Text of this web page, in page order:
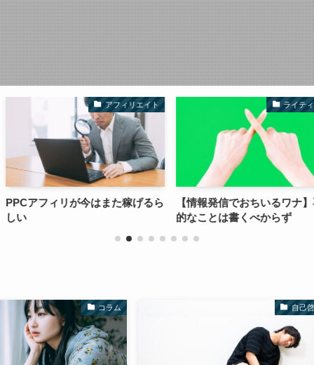
た稼げるら
【情報発信でおちいるワナ】専門
的なことは書くべからず
未来をイメ
る決意ができ
コラム 自己